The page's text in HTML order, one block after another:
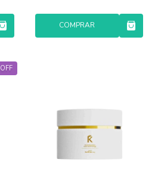
COMPRAR
OFF